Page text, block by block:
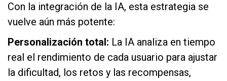
Con la integración de la IA, esta estrategia se
vuelve aún más potente:
Personalización total: La IA analiza en tiempo
real el rendimiento de cada usuario para ajustar
la dificultad, los retos y las recompensas,